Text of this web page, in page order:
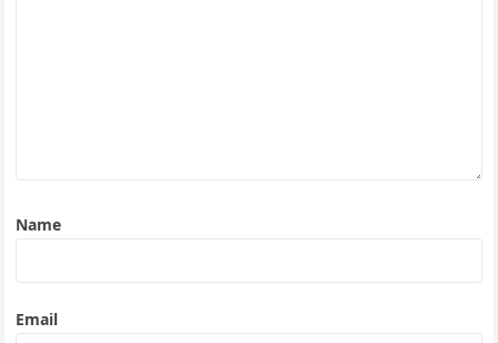
Name
Email